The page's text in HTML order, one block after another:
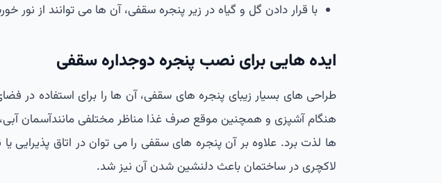
با قرار دادن گل و گیاه در زیر پنجره سقفی، آن ها می توانند از نور
ایده هایی برای نصب پنجره دوجداره سقفی
طراحی های بسیار زیبای پنجره های سقفی، آن ها را برای استفاده در
هنگام آشپزی و همچنین موقع صرف غذا مناظر مختلفی مانندآسمان
ها لذت برد. علاوه بر آن پنجره های سقفی را می توان در اتاق پذیرایی
لاکچری در ساختمان باعث دلنشین شدن آن نیز شد.